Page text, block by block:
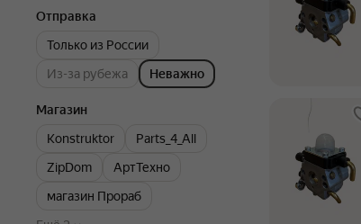
Отправка
Только из России
Из-за рубежа
Неважно
Магазин
Konstruktor
Parts_4_All
ZipDom
АртТехно
магазин Прораб